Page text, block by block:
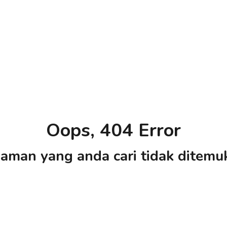
Oops, 404 Error
yang anda cari tidak